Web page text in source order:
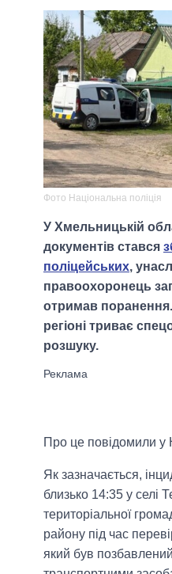
Фото Національна поліція
У Хмельницькій
документів стався
поліцейських,
правоохоронець
отримав
регіоні триває
розшуку.
Про це повідомили у
Як зазначається,
близько 14:35 у селі
територіальної
району під час
який був